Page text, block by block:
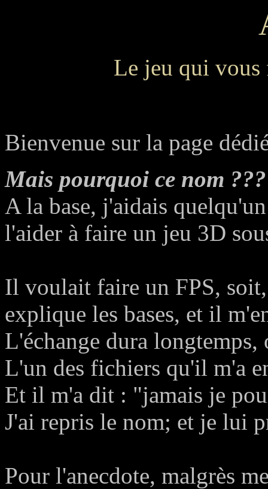
Le jeu qui
Bienvenue sur la page
Mais pourquoi ce nom ???
A la base, j'aidais
l'aider à faire un jeu 3D
Il voulait faire un FPS,
explique les bases, et il
L'échange dura
L'un des fichiers qu'il m'a
Et il m'a dit : "jamais je
J'ai repris le nom; et je lui
Pour l'anecdote, malgrès